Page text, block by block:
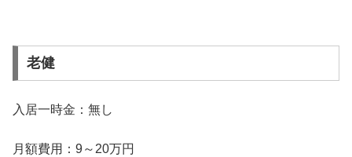
老健
入居一時金：無し
月額費用：9～20万円